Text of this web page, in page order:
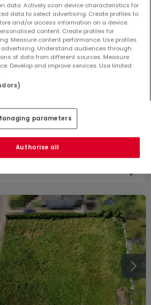
inSaarlouis
data. Actively scan device characteristics for
data to select advertising. Create profiles to
and/or access information on a device.
content. Create profiles for
Measure content performance. Use profiles
Understand audiences through
of data from different sources. Measure
Develop and improve services. Use limited
parameters
Authorise all